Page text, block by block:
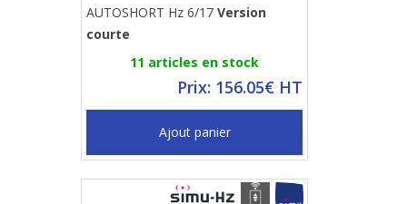
AUTOSHORT Hz 6/17 Version
courte
11 articles en stock
Prix: 156.05€ HT
Ajout panier